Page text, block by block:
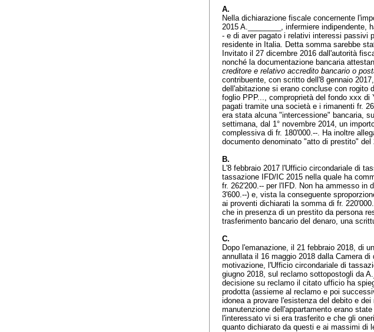
A.
Nella dichiarazione fiscale concernente
2015 A.________, infermiere indipendente,
- e di aver pagato i relativi interessi passivi
residente in Italia. Detta somma sarebbe
Invitato il 27 dicembre 2016 dall'autorità
nonché la documentazione bancaria
creditore e relativo accredito bancario o
contribuente, con scritto dell'8 gennaio
dell'abitazione si erano concluse con rogito
foglio PPP..., comproprietà del fondo xxx di
pagati tramite una società e i rimanenti fr.
era stata alcuna "intercessione" bancaria,
settimana, dal 1° novembre 2014, un
complessiva di fr. 180'000.--. Ha inoltre
documento denominato "atto di prestito" del
B.
L'8 febbraio 2017 l'Ufficio circondariale di
tassazione IFD/IC 2015 nella quale ha
fr. 262'200.-- per l'IFD. Non ha ammesso in
3'600.--) e, vista la conseguente
ai proventi dichiarati la somma di fr.
che in presenza di un prestito da persona
trasferimento bancario del denaro, una
C.
Dopo l'emanazione, il 21 febbraio 2018, di
annullata il 16 maggio 2018 dalla Camera
motivazione, l'Ufficio circondariale di
giugno 2018, sul reclamo sottopostogli da
decisione su reclamo il citato ufficio ha
prodotta (assieme al reclamo e poi
idonea a provare l'esistenza del debito e
manutenzione dell'appartamento erano
l'interessato vi si era trasferito e che gli
quanto dichiarato da questi e ai massimi di